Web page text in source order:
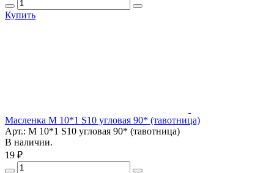
Купить
Масленка М 10*1 S10 угловая 90* (тавотница)
Арт.: М 10*1 S10 угловая 90* (тавотница)
В наличии.
19 ₽